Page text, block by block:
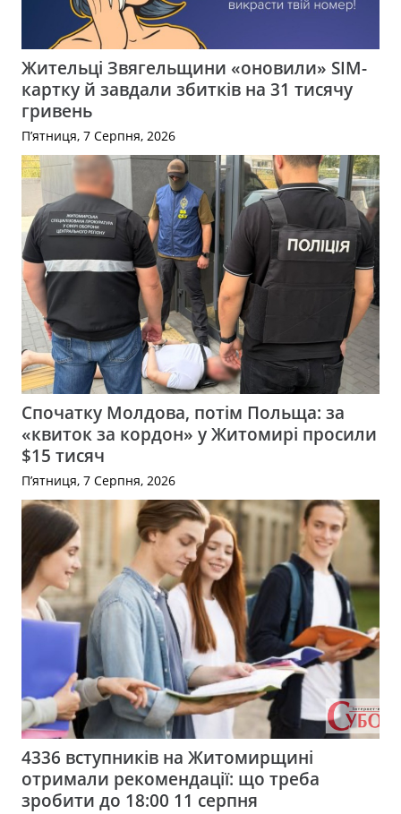
Жительці Звягельщини «оновили» SIM-
картку й завдали збитків на 31 тисячу
гривень
П’ятниця, 7 Серпня, 2026
Спочатку Молдова, потім Польща: за
«квиток за кордон» у Житомирі просили
$15 тисяч
П’ятниця, 7 Серпня, 2026
4336 вступників на Житомирщині
отримали рекомендації: що треба
зробити до 18:00 11 серпня